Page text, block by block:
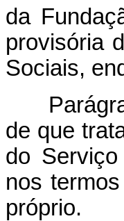
da
provisória
Sociais,
de que
do
nos
próprio.